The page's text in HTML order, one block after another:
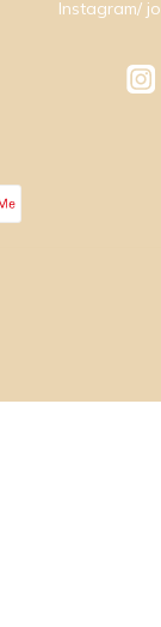
Instagram/